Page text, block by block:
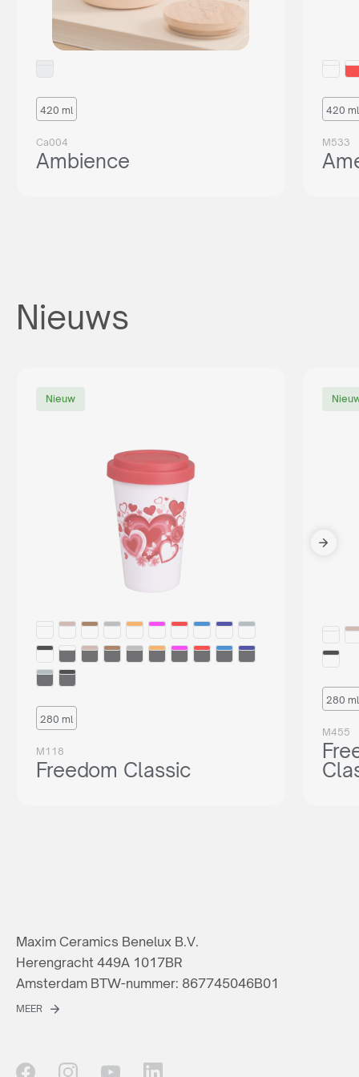
420 ml
Ca004
Ambience
420 ml
M533
Nieuws
Nieuw
280 ml
M118
Freedom Classic
280 ml
M455
Maxim Ceramics Benelux B.V.
Herengracht 449A 1017BR
Amsterdam BTW-nummer: 867745046B01
MEER